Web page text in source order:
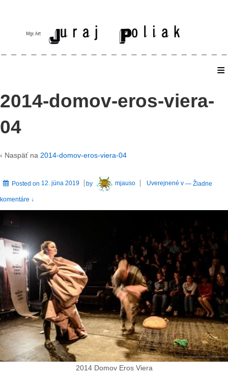
≡
2014-domov-eros-viera-
04
‹ Naspäť na 2014-domov-eros-viera-04
Posted on 12. júna 2019 by mjauso Uverejnené v — Žiadne
komentáre ↓
2014 Domov Eros Viera